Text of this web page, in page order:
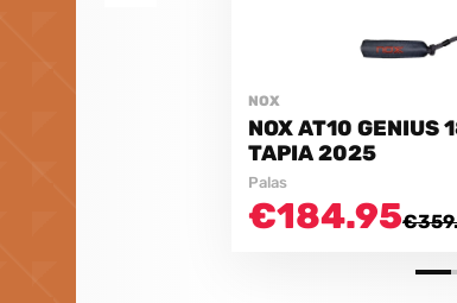
NOX
NOX AT10 GENIUS
TAPIA 2025
Palas
€184.95